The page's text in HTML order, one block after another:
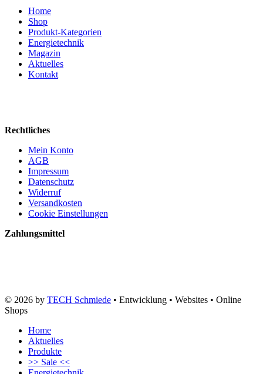
Home
Shop
Produkt-Kategorien
Energietechnik
Magazin
Aktuelles
Kontakt
Rechtliches
Mein Konto
AGB
Impressum
Datenschutz
Widerruf
Versandkosten
Cookie Einstellungen
Zahlungsmittel
© 2026 by TECH Schmiede • Entwicklung • Websites • Online
Shops
Home
Aktuelles
Produkte
>> Sale <<